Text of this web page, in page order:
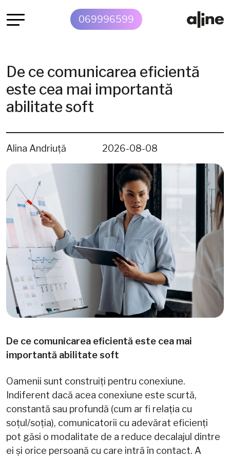
069996599
De ce comunicarea eficientă
este cea mai importantă
abilitate soft
Alina Andriuță 2026-08-08
De ce comunicarea eficientă este cea mai
importantă abilitate soft
Oamenii sunt construiți pentru conexiune.
Indiferent dacă acea conexiune este scurtă,
constantă sau profundă (cum ar fi relația cu
soțul/soția), comunicatorii cu adevărat eficienți
pot găsi o modalitate de a reduce decalajul dintre
ei și orice persoană cu care intră în contact. A